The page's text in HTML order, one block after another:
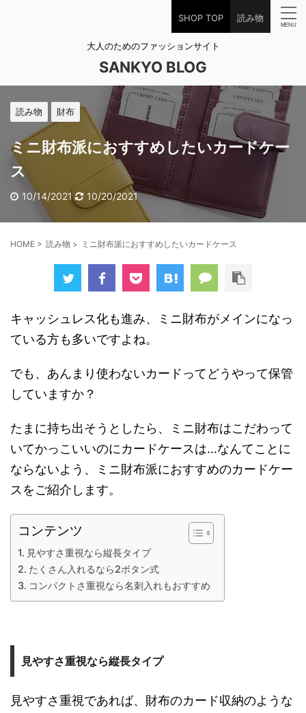
SHOP TOP 読み物
大人のためのファッションサイト
SANKYO BLOG
読み物 財布
ミニ財布派におすすめしたいカードケー
ス
10/14/2021 10/20/2021
HOME > 読み物 > ミニ財布派におすすめしたいカードケース
キャッシュレス化も進み、ミニ財布がメインになっ
ている方も多いですよね。
でも、あんまり使わないカードってどうやって保管
していますか？
たまに持ち出そうとしたら、ミニ財布はこだわって
いてかっこいいのにカードケースは…なんてことに
ならないよう、ミニ財布派におすすめのカードケー
スをご紹介します。
コンテンツ
見やすさ重視なら縦長タイプ
たくさん入れるなら2ボタン式
コンパクトさ重視なら名刺入れもおすすめ
見やすさ重視なら縦長タイプ
見やすさ重視であれば、財布のカード収納のような